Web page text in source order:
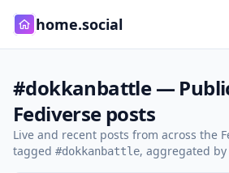
home.social
#dokkanbattle —
Fediverse posts
Live and recent posts from across the
tagged #dokkanbattle, aggregated